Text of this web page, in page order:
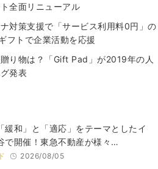
全面リニューアル
対策支援で「サービス利用料0円」の
フトで企業活動を応援
り物は？「Gift Pad」が2019年の人
発表
緩和」と「適応」をテーマとしたイ
で開催！東急不動産が様々…
2026/08/05